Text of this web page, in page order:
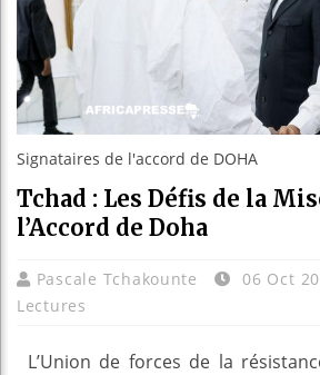
Signataires de l'accord de DOHA
Tchad : Les Défis de la
l’Accord de Doha
Pascale Tchakounte 06 Oct
Lectures
L’Union de forces de la